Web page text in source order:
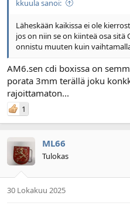
t
t
j
a
ä
ä
ä
kkuula sanoi:
Läheskään kaikissa ei ole
jos on niin se on kiinteä osa sitä
onnistu muuten kuin
AM6.sen cdi boxissa on
porata 3mm terällä joku
rajoittamaton...
1
ML66
Tulokas
30 Lokakuu 2025